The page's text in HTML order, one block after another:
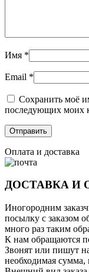
Имя *
Email *
Сохранить моё
последующих моих
Оплата и доставка
ДОСТАВКА И
Иногородним
посылку с заказом
много раз таким
К нам обращаются
Звонят или пишут
необходимая сумма,